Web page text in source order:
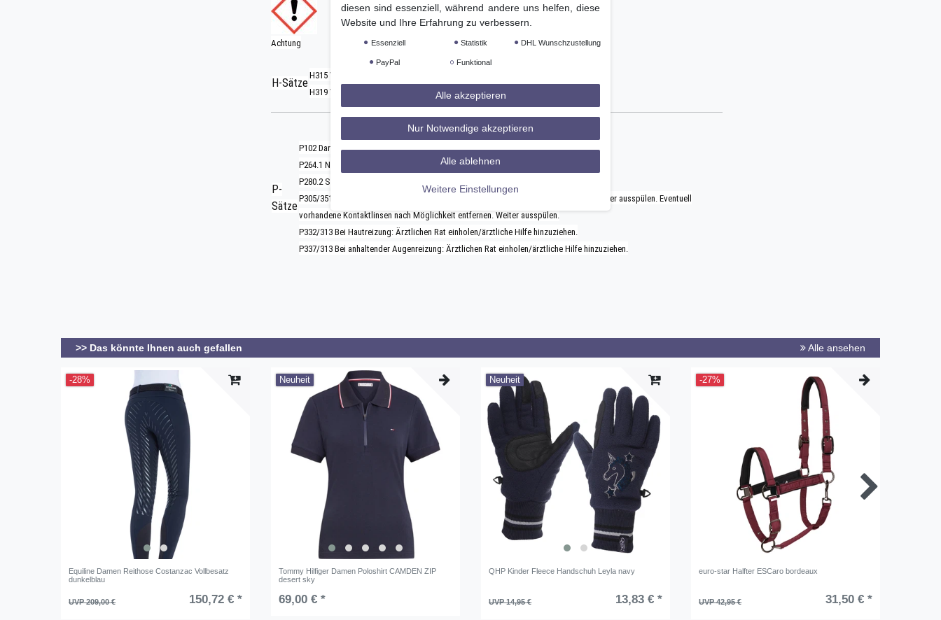
Achtung
H-Sätze
H315 Verursacht Hautreizungen.
H319 Verursacht schwere Augenreizung.
P-
Sätze
P102 Darf nicht in die Hände von Kindern gelangen.
P264.1 Nach Gebrauch Hände gründlich waschen.
P280.2 Schutzhandschuhe und Augenschutz tragen.
P305/351/338 BEI KONTAKT MIT DEN AUGEN: Einige Minuten lang behutsam mit Wasser ausspülen. Eventuell
vorhandene Kontaktlinsen nach Möglichkeit entfernen. Weiter ausspülen.
P332/313 Bei Hautreizung: Ärztlichen Rat einholen/ärztliche Hilfe hinzuziehen.
P337/313 Bei anhaltender Augenreizung: Ärztlichen Rat einholen/ärztliche Hilfe hinzuziehen.
>> Das könnte Ihnen auch gefallen Alle ansehen
-28%
Equiline Damen Reithose Costanzac Vollbesatz
dunkelblau
UVP 209,00 € 150,72 € *
Neuheit
Tommy Hilfiger Damen Poloshirt CAMDEN ZIP
desert sky
69,00 € *
Neuheit
QHP Kinder Fleece Handschuh Leyla navy
UVP 14,95 € 13,83 € *
-27%
euro-star Halfter ESCaro bordeaux
UVP 42,95 € 31,50 € *
diesen sind essenziell, während andere uns helfen, diese
Website und Ihre Erfahrung zu verbessern.
Essenziell Statistik DHL Wunschzustellung
PayPal Funktional
Alle akzeptieren
Nur Notwendige akzeptieren
Alle ablehnen
Weitere Einstellungen